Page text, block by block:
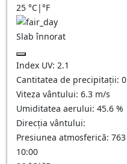
25 °C|°F
Slab înnorat
Index UV: 2.1
Cantitatea de precipitații: 0
Viteza vântului: 6.3 m/s
Umiditatea aerului: 45.6 %
Direcția vântului:
Presiunea atmosferică: 763
10:00